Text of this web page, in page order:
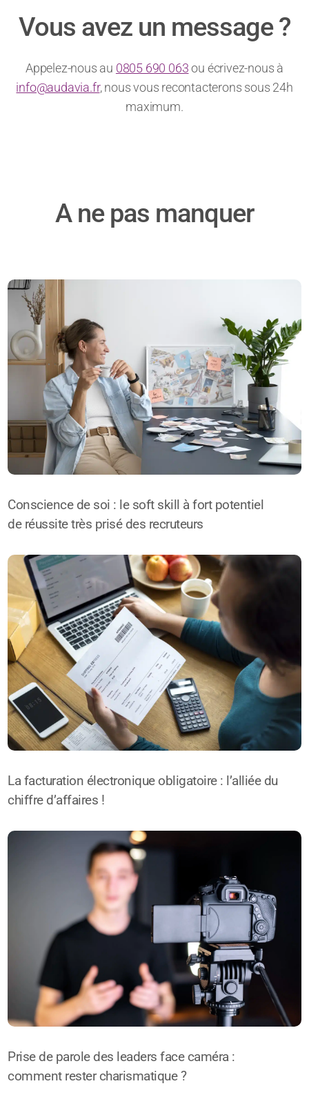
Vous avez un message ?
Appelez-nous au 0805 690 063ou écrivez-nous à
info@audavia.fr, nous vous recontacterons sous 24h
maximum.
A ne pas manquer
Conscience de soi : le soft skill à fort potentiel
de réussite très prisé des recruteurs
La facturation électronique obligatoire : l’alliée du
chiffre d’affaires !
Prise de parole des leaders face caméra :
comment rester charismatique ?